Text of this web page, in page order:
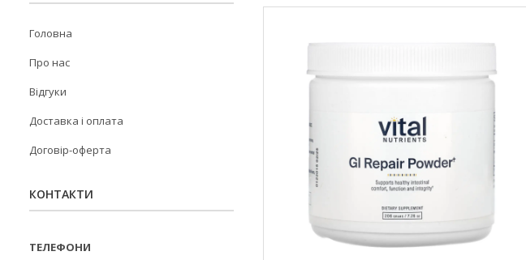
Головна
Про нас
Відгуки
Доставка і оплата
Договір-оферта
КОНТАКТИ